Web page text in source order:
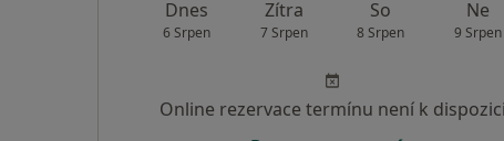
Dnes
6 Srpen
Zítra
7 Srpen
So
8 Srpen
Ne
9 Srpen
Online rezervace termínu není k dispozici